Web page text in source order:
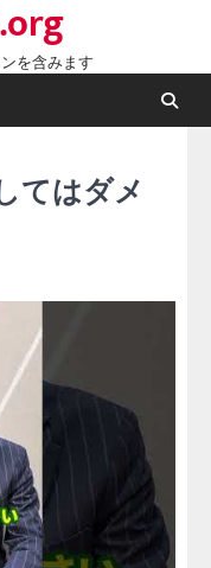
を含みます
てはダメ